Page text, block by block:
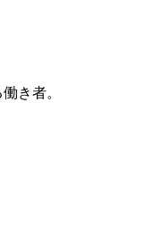
き者。